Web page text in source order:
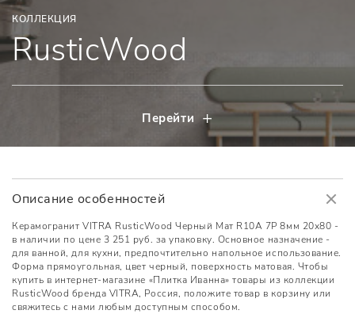
КОЛЛЕКЦИЯ
RusticWood
Перейти
Описание особенностей
Керамогранит VITRA RusticWood Черный Мат R10A 7Р 8мм 20х80 -
в наличии по цене 3 251 руб. за упаковку. Основное назначение -
для ванной, для кухни, предпочтительно напольное использование.
Форма прямоугольная, цвет черный, поверхность матовая. Чтобы
купить в интернет-магазине «Плитка Иванна» товары из коллекции
RusticWood бренда VITRA, Россия, положите товар в корзину или
свяжитесь с нами любым доступным способом.